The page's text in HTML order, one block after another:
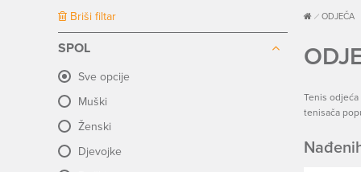
Briši filtar
SPOL
Sve opcije
Muški
Ženski
Djevojke
ODJEČA
Tenis
tenisača